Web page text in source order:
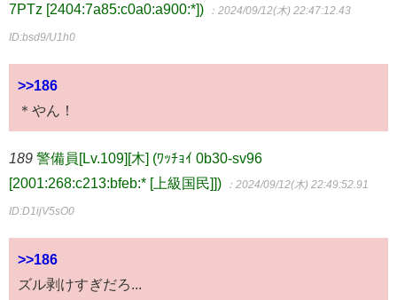
7PTz [2404:7a85:c0a0:a900:*])
：2024/09/12(木) 22:47:12.43
ID:bsd9/U1h0
>>186
＊やん！
189 警備員[Lv.109][木] (ﾜｯﾁｮｲ 0b30-sv96
[2001:268:c213:bfeb:* [上級国民]])
：2024/09/12(木) 22:49:52.91
ID:D1ijV5sO0
>>186
ズル剥けすぎだろ...